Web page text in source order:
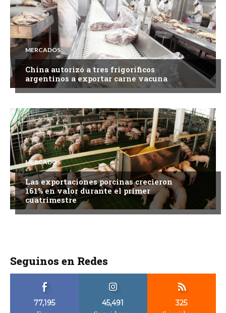
MERCADOS
China autorizó a tres frigoríficos
argentinos a exportar carne vacuna
MERCADOS
Las exportaciones porcinas crecieron
161% en valor durante el primer
cuatrimestre
Seguinos en Redes
77,195 45,491 325